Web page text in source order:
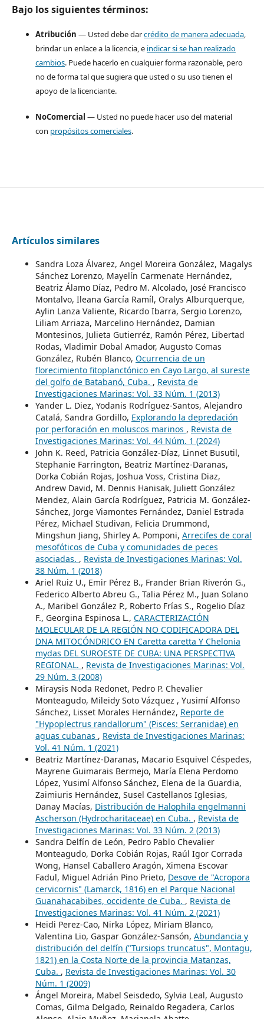
Bajo los siguientes términos:
Atribución — Usted debe darcrédito de manera adecuada,
brindar un enlace a la licencia, e indicar si se han realizado
cambios. Puede hacerlo en cualquier forma razonable, pero
no de forma tal que sugiera que usted o su uso tienen el
apoyo de la licenciante.
NoComercial — Usted no puede hacer uso del material
con propósitos comerciales.
Artículos similares
Sandra Loza Álvarez, Angel Moreira González, Magalys
Sánchez Lorenzo, Mayelín Carmenate Hernández,
Beatriz Álamo Díaz, Pedro M. Alcolado, José Francisco
Montalvo, Ileana García Ramíl, Oralys Alburquerque,
Aylin Lanza Valiente, Ricardo Ibarra, Sergio Lorenzo,
Liliam Arriaza, Marcelino Hernández, Damian
Montesinos, Julieta Gutierréz, Ramón Pérez, Libertad
Rodas, Vladimir Dobal Amador, Augusto Comas
González, Rubén Blanco, Ocurrencia de un
florecimiento fitoplanctónico en Cayo Largo, al sureste
del golfo de Batabanó, Cuba. , Revista de
Investigaciones Marinas: Vol. 33 Núm. 1 (2013)
Yander L. Diez, Yodanis Rodríguez-Santos, Alejandro
Catalá, Sandra Gordillo, Explorando la depredación
por perforación en moluscos marinos , Revista de
Investigaciones Marinas: Vol. 44 Núm. 1 (2024)
John K. Reed, Patricia González-Díaz, Linnet Busutil,
Stephanie Farrington, Beatriz Martínez-Daranas,
Dorka Cobián Rojas, Joshua Voss, Cristina Diaz,
Andrew David, M. Dennis Hanisak, Juliett González
Mendez, Alain García Rodríguez, Patricia M. González-
Sánchez, Jorge Viamontes Fernández, Daniel Estrada
Pérez, Michael Studivan, Felicia Drummond,
Mingshun Jiang, Shirley A. Pomponi, Arrecifes de coral
mesofóticos de Cuba y comunidades de peces
asociadas. , Revista de Investigaciones Marinas: Vol.
38 Núm. 1 (2018)
Ariel Ruiz U., Emir Pérez B., Frander Brian Riverón G.,
Federico Alberto Abreu G., Talia Pérez M., Juan Solano
A., Maribel González P., Roberto Frías S., Rogelio Díaz
F., Georgina Espinosa L., CARACTERIZACIÓN
MOLECULAR DE LA REGIÓN NO CODIFICADORA DEL
DNA MITOCÓNDRICO EN Caretta caretta Y Chelonia
mydas DEL SUROESTE DE CUBA: UNA PERSPECTIVA
REGIONAL. , Revista de Investigaciones Marinas: Vol.
29 Núm. 3 (2008)
Miraysis Noda Redonet, Pedro P. Chevalier
Monteagudo, Mileidy Soto Vázquez , Yusimí Alfonso
Sánchez, Lisset Morales Hernández, Reporte de
"Hypoplectrus randallorum" (Pisces: Serranidae) en
aguas cubanas , Revista de Investigaciones Marinas:
Vol. 41 Núm. 1 (2021)
Beatriz Martínez-Daranas, Macario Esquivel Céspedes,
Mayrene Guimarais Bermejo, María Elena Perdomo
López, Yusimí Alfonso Sánchez, Elena de la Guardia,
Zaimiuris Hernández, Susel Castellanos Iglesias,
Danay Macías, Distribución de Halophila engelmanni
Ascherson (Hydrocharitaceae) en Cuba. , Revista de
Investigaciones Marinas: Vol. 33 Núm. 2 (2013)
Sandra Delfín de León, Pedro Pablo Chevalier
Monteagudo, Dorka Cobián Rojas, Raúl Igor Corrada
Wong, Hansel Caballero Aragón, Ximena Escovar
Fadul, Miguel Adrián Pino Prieto, Desove de "Acropora
cervicornis" (Lamarck, 1816) en el Parque Nacional
Guanahacabibes, occidente de Cuba. , Revista de
Investigaciones Marinas: Vol. 41 Núm. 2 (2021)
Heidi Perez-Cao, Nirka López, Miriam Blanco,
Valentina Lio, Gaspar González-Sansón, Abundancia y
distribución del delfín ("Tursiops truncatus", Montagu,
1821) en la Costa Norte de la provincia Matanzas,
Cuba. , Revista de Investigaciones Marinas: Vol. 30
Núm. 1 (2009)
Ángel Moreira, Mabel Seisdedo, Sylvia Leal, Augusto
Comas, Gilma Delgado, Reinaldo Regadera, Carlos